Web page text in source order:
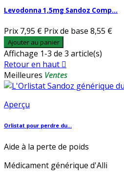
Levodonna 1,5mg Sandoz Comp...
Prix 7,95 € Prix de base 8,55 €
Ajouter au panier
Affichage 1-3 de 3 article(s)
Retour en haut 
Meilleures Ventes
Aperçu
Orlistat pour perdre du...
Aide à la perte de poids
Médicament générique d'Alli